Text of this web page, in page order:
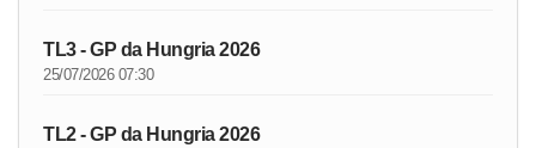
TL3 - GP da Hungria 2026
25/07/2026 07:30
TL2 - GP da Hungria 2026